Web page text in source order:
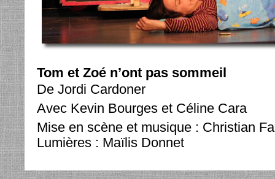
Tom et Zoé n’ont pas sommeil
De Jordi Cardoner
Avec Kevin Bourges et Céline Cara
Mise en scène et musique : Christian
Lumières : Maïlis Donnet